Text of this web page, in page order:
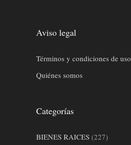
Aviso legal
Términos y condiciones de uso
Quiénes somos
Categorías
BIENES RAICES (227)